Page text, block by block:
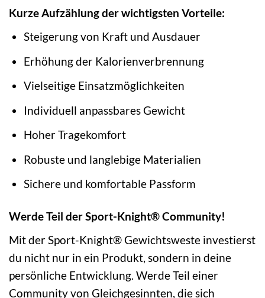
Kurze Aufzählung der wichtigsten Vorteile:
Steigerung von Kraft und Ausdauer
Erhöhung der Kalorienverbrennung
Vielseitige Einsatzmöglichkeiten
Individuell anpassbares Gewicht
Hoher Tragekomfort
Robuste und langlebige Materialien
Sichere und komfortable Passform
Werde Teil der Sport-Knight® Community!
Mit der Sport-Knight® Gewichtsweste investierst
du nicht nur in ein Produkt, sondern in deine
persönliche Entwicklung. Werde Teil einer
Community von Gleichgesinnten, die sich